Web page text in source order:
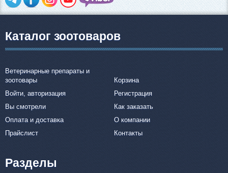
Каталог зоотоваров
Ветеринарные препараты и
зоотовары
Корзина
Войти, авторизация
Регистрация
Вы смотрели
Как заказать
Оплата и доставка
О компании
Прайслист
Контакты
Разделы